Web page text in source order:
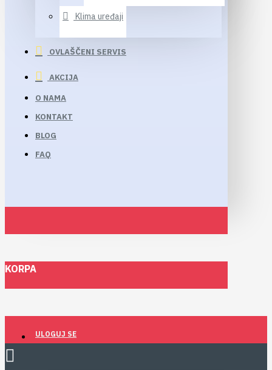
Klima uređaji
OVLAŠČENI SERVIS
AKCIJA
O NAMA
KONTAKT
BLOG
FAQ
KORPA
ULOGUJ SE